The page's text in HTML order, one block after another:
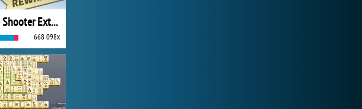
Bubble Shooter Extreme
668 098x